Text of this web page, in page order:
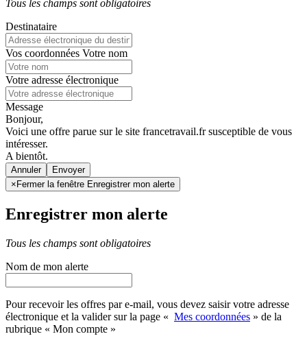
Tous les champs sont obligatoires
Destinataire
Vos coordonnées Votre nom
Votre adresse électronique
Message
Bonjour,
Voici une offre parue sur le site francetravail.fr susceptible de vous
intéresser.
A bientôt.
Annuler
× Fermer la fenêtre Enregistrer mon alerte
Enregistrer mon alerte
Tous les champs sont obligatoires
Nom de mon alerte
Pour recevoir les offres par e-mail, vous devez saisir votre adresse
électronique et la valider sur la page « Mes coordonnées » de la
rubrique « Mon compte »